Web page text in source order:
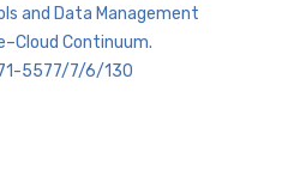
and Data Management
Continuum.
5577/7/6/130